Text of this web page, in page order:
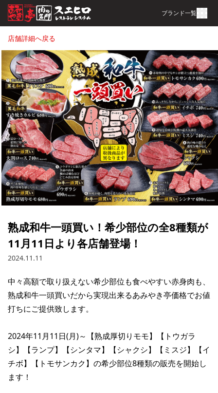
ブランド一覧
店舗詳細へ戻る
熟成和牛一頭買い！希少部位の全8種類が
11月11日より各店舗登場！
2024.11.11
中々高額で取り扱えない希少部位も食べやすい赤身肉も、
熟成和牛一頭買いだから実現出来るあみやき亭価格でお値
打ちにご提供致します。
2024年11月11日(月)～【熟成厚切りモモ】【トウガラ
シ】【ランプ】【シンタマ】【シャクシ】【ミスジ】【イ
チボ】【トモサンカク】の希少部位8種類の販売を開始し
ます！